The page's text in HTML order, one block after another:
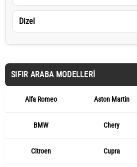
Dizel
SIFIR ARABA MODELLERI
Alfa Romeo Aston Martin
BMW Chery
Citroen Cupra